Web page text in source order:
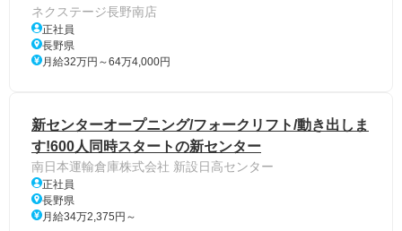
ネクステージ長野南店
正社員
長野県
月給32万円～64万4,000円
新センターオープニング/フォークリフト/動き出しま
す!600人同時スタートの新センター
南日本運輸倉庫株式会社 新設日高センター
正社員
長野県
月給34万2,375円～